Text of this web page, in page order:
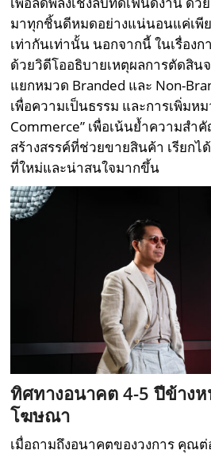
มาทุกชิ้นดีหมดอย่างแน่นอนแค่เพี
เท่ากันเท่านั้น นอกจากนี้ ในเรื่องก
ด้วยวิดีโออธิบายเหตุผลการตัดสิน
แยกหมวด Branded และ Non-
เพื่อความเป็นธรรม และการเพิ่มห
Commerce” เพื่อเน้นย้ำความสำ
สร้างสรรค์ที่ช่วยขายสินค้า เรียก
ที่ใหม่และน่าสนใจมากขึ้น
ทิศทางอนาคต 4-5 ปีข้างห
โฆษณา
เมื่อถามถึงอนาคตของวงการ คุณ